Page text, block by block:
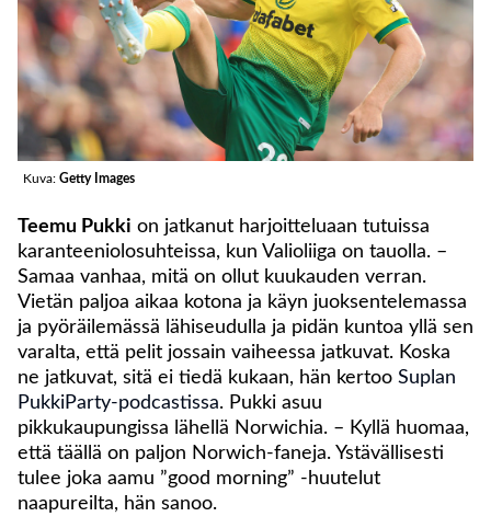
Kuva: Getty Images
Teemu Pukki on jatkanut harjoitteluaan tutuissa
karanteeniolosuhteissa, kun Valioliiga on tauolla. –
Samaa vanhaa, mitä on ollut kuukauden verran.
Vietän paljoa aikaa kotona ja käyn juoksentelemassa
ja pyöräilemässä lähiseudulla ja pidän kuntoa yllä sen
varalta, että pelit jossain vaiheessa jatkuvat. Koska
ne jatkuvat, sitä ei tiedä kukaan, hän kertoo Suplan
PukkiParty-podcastissa. Pukki asuu
pikkukaupungissa lähellä Norwichia. – Kyllä huomaa,
että täällä on paljon Norwich-faneja. Ystävällisesti
tulee joka aamu ”good morning” -huutelut
naapureilta, hän sanoo.